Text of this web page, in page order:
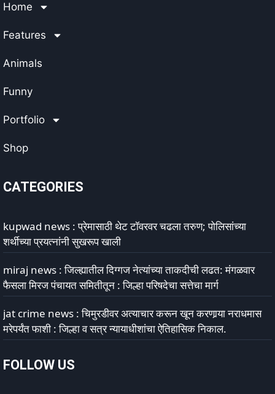
Home
Features
Animals
Funny
Portfolio
Shop
CATEGORIES
kupwad news : प्रेमासाठी थेट टॉवरवर चढला तरुण; पोलिसांच्या
शर्थीच्या प्रयत्नांनी सुखरूप खाली
miraj news : जिल्ह्यातील दिग्गज नेत्यांच्या ताकदीची लढत: मंगळवार
फैसला मिरज पंचायत समितीतून : जिल्हा परिषदेचा सत्तेचा मार्ग
jat crime news : चिमुरडीवर अत्याचार करून खून करणार्‍या नराधमास
मरेपर्यंत फाशी : जिल्हा व सत्र न्यायाधीशांचा ऐतिहासिक निकाल.
FOLLOW US